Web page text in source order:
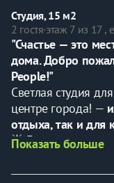
Студия, 15 м2
2 гостя·этаж 7 из 17 ,
"Счастье — это
дома. Добро
People!"
Светлая студия
центре города! —
отдыха, так и для
🌟 Гарантируем
документы.
Показать больше